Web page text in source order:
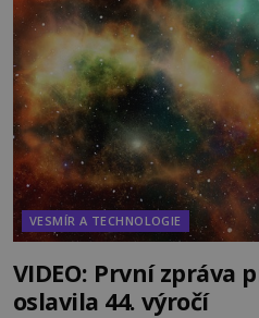
https://www.youtube.com/
VESMÍR A TECHNOLOGIE
VIDEO: První zpráva
oslavila 44. výročí